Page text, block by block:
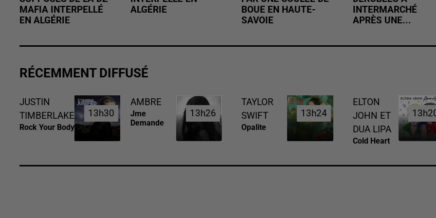
MAFIA INTERPELLÉ
EN ALGÉRIE
ALGÉRIE
BOUE EN HAUTE-
SAVOIE
INTERMARCHÉ
APRÈS UNE...
RÉCEMMENT DIFFUSÉ
JUSTIN
TIMBERLAKE
Rock Your Body
13h30
13h30
AMBRE
Jme
Demande
13h26
13h26
TAYLOR
SWIFT
Opalite
13h24
13h24
ELTON
JOHN ET
DUA LIPA
Cold Heart